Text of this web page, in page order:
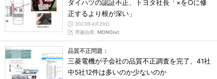
ダイハツの認証不正、トヨタ社長「×を○に修
正するより根が深い」
2023年4月29日
齊藤由希, MONOist
品質不正問題：
三菱電機が子会社の品質不正調査を完了、41社
中5社12件は多いのか少ないのか